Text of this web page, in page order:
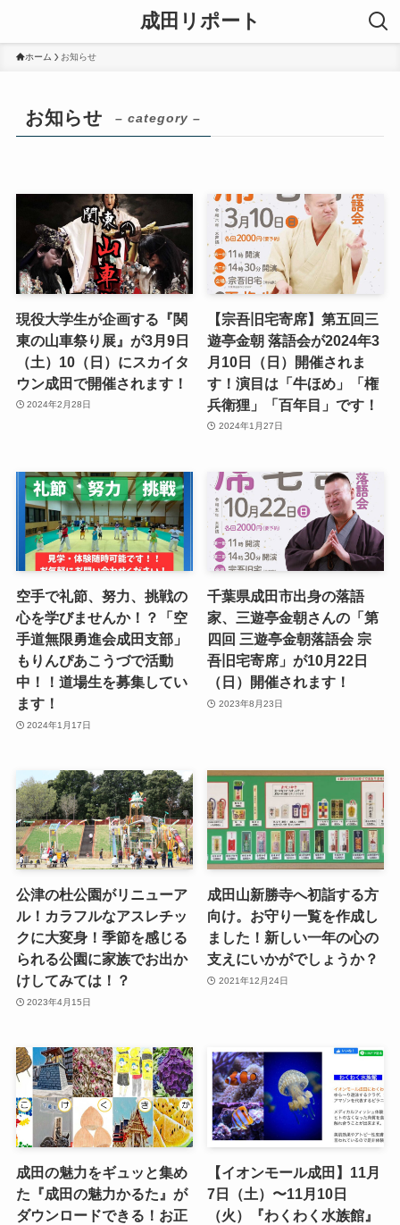
成田リポート
ホーム お知らせ
お知らせ – category –
現役大学生が企画する『関
東の山車祭り展』が3月9日
（土）10（日）にスカイタ
ウン成田で開催されます！
2024年2月28日
【宗吾旧宅寄席】第五回三
遊亭金朝 落語会が2024年3
月10日（日）開催されま
す！演目は「牛ほめ」「権
兵衛狸」「百年目」です！
2024年1月27日
空手で礼節、努力、挑戦の
心を学びませんか！？「空
手道無限勇進会成田支部」
もりんぴあこうづで活動
中！！道場生を募集してい
ます！
2024年1月17日
千葉県成田市出身の落語
家、三遊亭金朝さんの「第
四回 三遊亭金朝落語会 宗
吾旧宅寄席」が10月22日
（日）開催されます！
2023年8月23日
公津の杜公園がリニューア
ル！カラフルなアスレチッ
クに大変身！季節を感じる
られる公園に家族でお出か
けしてみては！？
2023年4月15日
成田山新勝寺へ初詣する方
向け。お守り一覧を作成し
ました！新しい一年の心の
支えにいかがでしょうか？
2021年12月24日
成田の魅力をギュッと集め
た『成田の魅力かるた』が
ダウンロードできる！お正
【イオンモール成田】11月
7日（土）〜11月10日
（火）『わくわく水族館』